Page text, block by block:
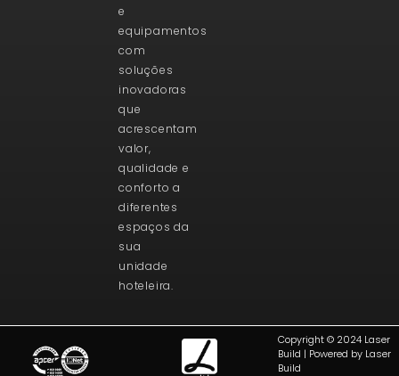
e
equipamentos
com
soluções
inovadoras
que
acrescentam
valor,
qualidade e
conforto a
diferentes
espaços da
sua
unidade
hoteleira.
Copyright © 2024 Laser
Build | Powered by Laser
Build